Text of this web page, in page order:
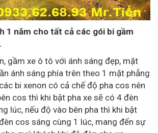
1 năm cho tất cả các gói bi gầm
gầm xe ô tô với ánh sáng đẹp, mặt
ánh sáng phía trên theo 1 mặt phẳng
bi xenon có cả chế độ pha cos nên
cos thì khi bật pha xe sẽ có 4 đèn
lúc, nếu độ vào bên pha thì khi bật
cos sáng cùng 1 lúc, mang đến sự